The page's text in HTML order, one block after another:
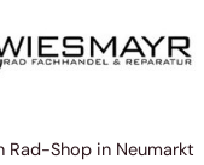
Rad-Shop in Neumarkt